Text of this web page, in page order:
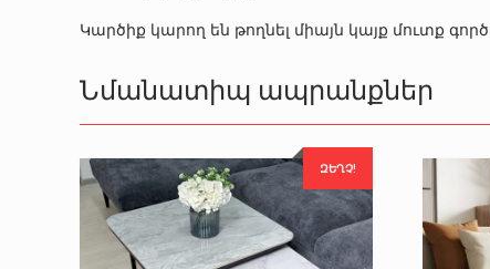
Կարծիք կարող են թողնել միայն կայք մուտք
Նմանատիպ ապրանքներ
ԶԵՂՉ!